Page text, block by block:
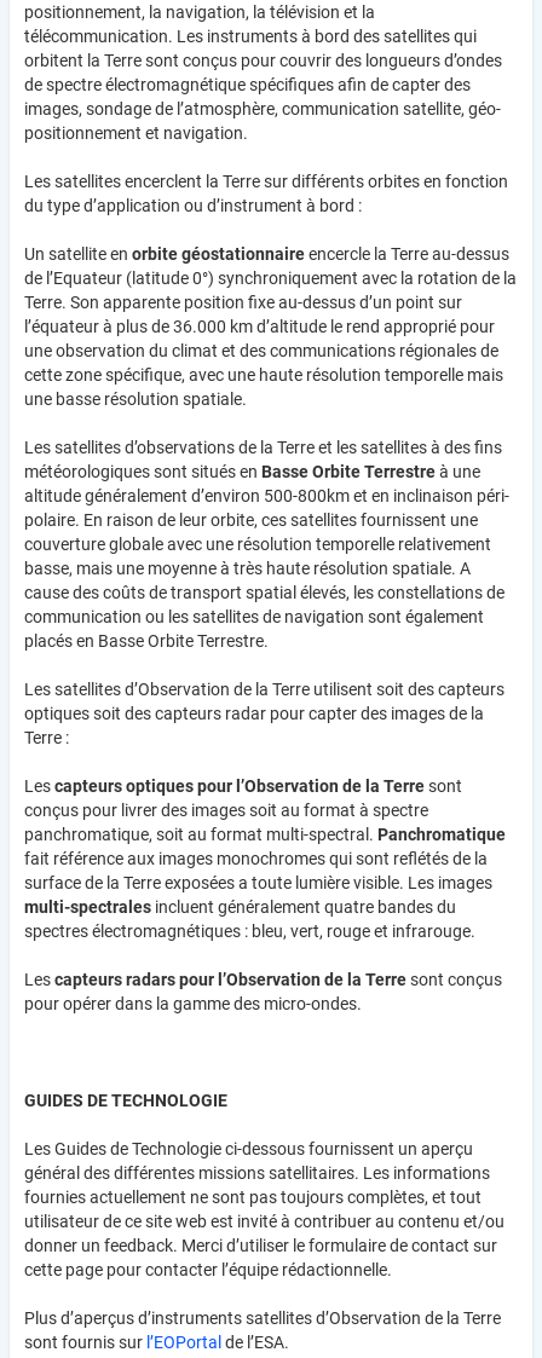
positionnement, la navigation, la télévision et la
télécommunication. Les instruments à bord des satellites qui
orbitent la Terre sont conçus pour couvrir des longueurs d’ondes
de spectre électromagnétique spécifiques afin de capter des
images, sondage de l’atmosphère, communication satellite, géo-
positionnement et navigation.
Les satellites encerclent la Terre sur différents orbites en fonction
du type d’application ou d’instrument à bord :
Un satellite en orbite géostationnaireencercle la Terre au-dessus
de l’Equateur (latitude 0°) synchroniquement avec la rotation de la
Terre. Son apparente position fixe au-dessus d’un point sur
l’équateur à plus de 36.000 km d’altitude le rend approprié pour
une observation du climat et des communications régionales de
cette zone spécifique, avec une haute résolution temporelle mais
une basse résolution spatiale.
Les satellites d’observations de la Terre et les satellites à des fins
météorologiques sont situés en Basse Orbite Terrestreà une
altitude généralement d’environ 500-800km et en inclinaison péri-
polaire. En raison de leur orbite, ces satellites fournissent une
couverture globale avec une résolution temporelle relativement
basse, mais une moyenne à très haute résolution spatiale. A
cause des coûts de transport spatial élevés, les constellations de
communication ou les satellites de navigation sont également
placés en Basse Orbite Terrestre.
Les satellites d’Observation de la Terre utilisent soit des capteurs
optiques soit des capteurs radar pour capter des images de la
Terre :
Lescapteurs optiques pour l’Observation de la Terresont
conçus pour livrer des images soit au format à spectre
panchromatique, soit au format multi-spectral. Panchromatique
fait référence aux images monochromes qui sont reflétés de la
surface de la Terre exposées a toute lumière visible. Les images
multi-spectrales incluent généralement quatre bandes du
spectres électromagnétiques : bleu, vert, rouge et infrarouge.
Lescapteurs radars pour l’Observation de la Terresont conçus
pour opérer dans la gamme des micro-ondes.
GUIDES DE TECHNOLOGIE
Les Guides de Technologie ci-dessous fournissent un aperçu
général des différentes missions satellitaires. Les informations
fournies actuellement ne sont pas toujours complètes, et tout
utilisateur de ce site web est invité à contribuer au contenu et/ou
donner un feedback. Merci d’utiliser le formulaire de contact sur
cette page pour contacter l’équipe rédactionnelle.
Plus d’aperçus d’instruments satellites d’Observation de la Terre
sont fournis sur l’EOPortal de l’ESA.